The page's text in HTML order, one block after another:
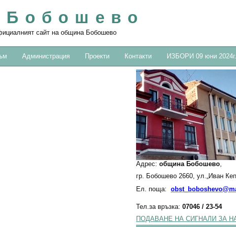
сайт на община Бобошево
Администрация Проекти Контакти ИЗБОРИ 09 юни 2024г.
Адрес: община Бобошево,
гр. Бобошево 2660, ул.„Иван
Ел. поща:
Тел.за връзка: 07046 / 23-54
ПОДАВАНЕ НА СИГНАЛИ ЗА